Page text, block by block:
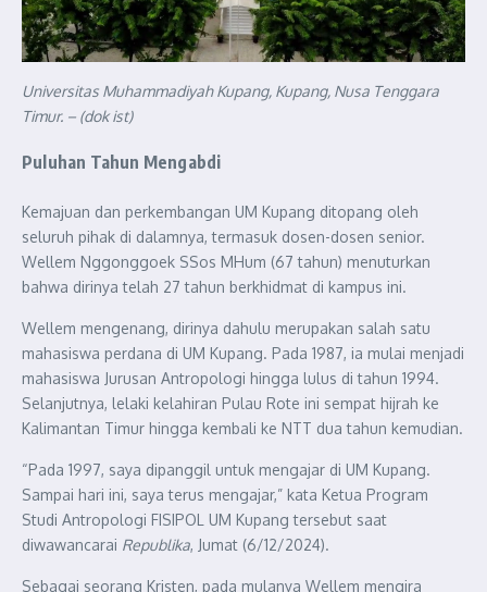
Universitas Muhammadiyah Kupang, Kupang, Nusa Tenggara
Timur. – (dok ist)
Puluhan Tahun Mengabdi
Kemajuan dan perkembangan UM Kupang ditopang oleh
seluruh pihak di dalamnya, termasuk dosen-dosen senior.
Wellem Nggonggoek SSos MHum (67 tahun) menuturkan
bahwa dirinya telah 27 tahun berkhidmat di kampus ini.
Wellem mengenang, dirinya dahulu merupakan salah satu
mahasiswa perdana di UM Kupang. Pada 1987, ia mulai menjadi
mahasiswa Jurusan Antropologi hingga lulus di tahun 1994.
Selanjutnya, lelaki kelahiran Pulau Rote ini sempat hijrah ke
Kalimantan Timur hingga kembali ke NTT dua tahun kemudian.
“Pada 1997, saya dipanggil untuk mengajar di UM Kupang.
Sampai hari ini, saya terus mengajar,” kata Ketua Program
Studi Antropologi FISIPOL UM Kupang tersebut saat
diwawancarai Republika, Jumat (6/12/2024).
Sebagai seorang Kristen, pada mulanya Wellem mengira